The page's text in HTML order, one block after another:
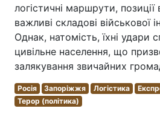
логістичні маршрути, позиції
важливі складові військової
Однак, натомість, їхні удари
цивільне населення, що
залякування звичайних
Росія Запоріжжя Логістика
Терор (політика)